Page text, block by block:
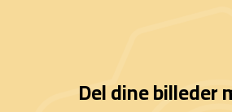
Del dine billeder